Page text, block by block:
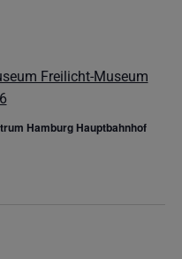
Freilicht-Museum
Hamburg Hauptbahnhof